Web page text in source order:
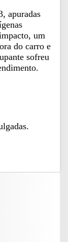
apuradas
um
do carro e
sofreu